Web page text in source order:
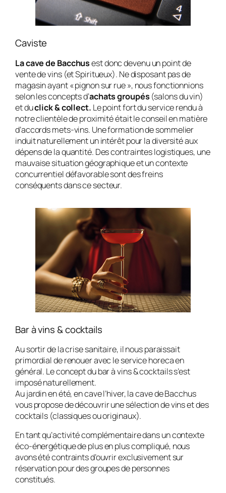
Caviste
La cave de Bacchusest donc devenu un point de
vente de vins (et Spiritueux). Ne disposant pas de
magasin ayant « pignon sur rue », nous fonctionnions
selon les concepts d’achats groupés (salons du vin)
et duclick & collect. Le point fort du service rendu à
notre clientèle de proximité était le conseil en matière
d’accords mets-vins. Une formation de sommelier
induit naturellement un intérêt pour la diversité aux
dépens de la quantité. Des contraintes logistiques, une
mauvaise situation géographique et un contexte
concurrentiel défavorable sont des freins
conséquents dans ce secteur.
Bar à vins & cocktails
Au sortir de la crise sanitaire, il nous paraissait
primordial de renouer avec le service horeca en
général. Le concept du bar à vins & cocktails s’est
imposé naturellement.
Au jardin en été, en cave l’hiver, la cave de Bacchus
vous propose de découvrir une sélection de vins et des
cocktails (classiques ou originaux).
En tant qu’activité complémentaire dans un contexte
éco-énergétique de plus en plus compliqué, nous
avons été contraints d’ouvrir exclusivement sur
réservation pour des groupes de personnes
constitués.